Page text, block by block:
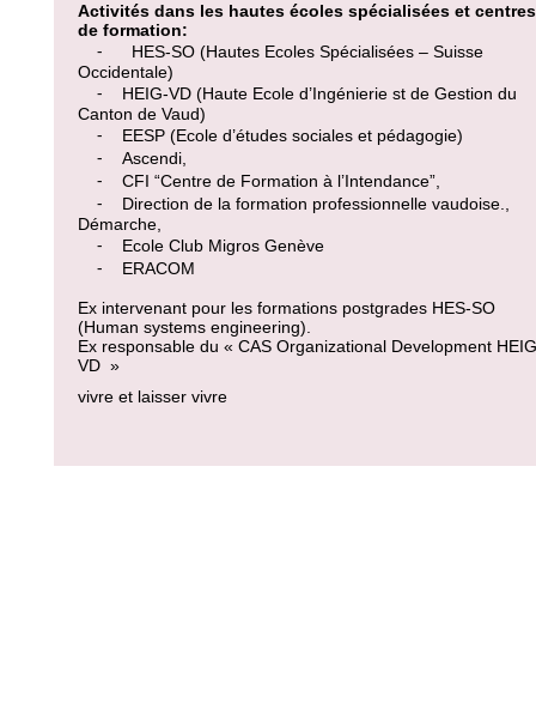
Activités dans les hautes écoles spécialisées et centres
de formation:
⁃ HES-SO (Hautes Ecoles Spécialisées – Suisse
Occidentale)
⁃ HEIG-VD (Haute Ecole d’Ingénierie st de Gestion du
Canton de Vaud)
⁃ EESP (Ecole d’études sociales et pédagogie)
⁃ Ascendi,
⁃ CFI “Centre de Formation à l’Intendance”,
⁃ Direction de la formation professionnelle vaudoise.,
Démarche,
⁃ Ecole Club Migros Genève
⁃ ERACOM
Ex intervenant pour les formations postgrades HES-SO
(Human systems engineering).
Ex responsable du « CAS Organizational Development
VD »
vivre et laisser vivre